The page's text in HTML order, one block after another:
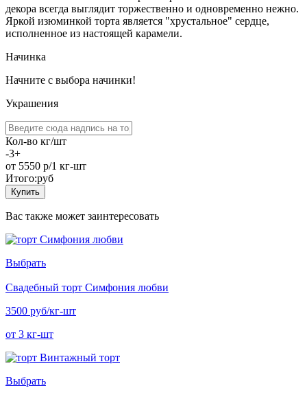
декора всегда выглядит торжественно и одновременно нежно.
Яркой изюминкой торта является "хрустальное" сердце,
исполненное из настоящей карамели.
Начинка
Начните с выбора начинки!
Украшения
Кол-во кг/шт
-3+
от 5550 р/1 кг-шт
Итого:руб
Купить
Вас также может заинтересовать
Выбрать
Свадебный торт Симфония любви
3500 руб/кг-шт
от 3 кг-шт
Выбрать